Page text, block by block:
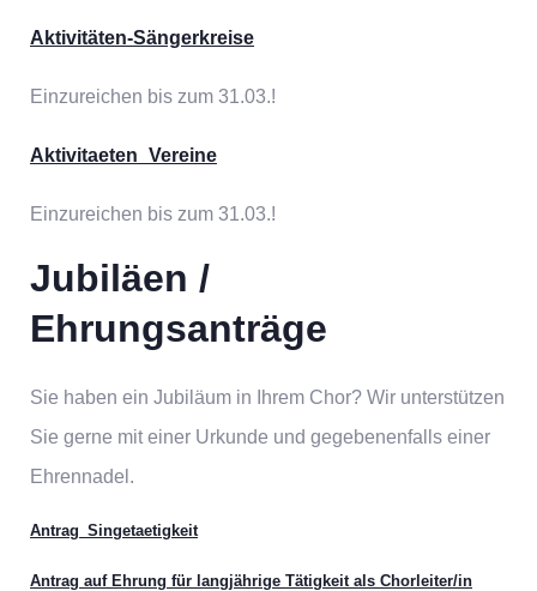
Aktivitäten-Sängerkreise
Einzureichen bis zum 31.03.!
Aktivitaeten_Vereine
Einzureichen bis zum 31.03.!
Jubiläen /
Ehrungsanträge
Sie haben ein Jubiläum in Ihrem Chor? Wir unterstützen
Sie gerne mit einer Urkunde und gegebenenfalls einer
Ehrennadel.
Antrag_Singetaetigkeit
Antrag auf Ehrung für langjährige Tätigkeit als Chorleiter/in